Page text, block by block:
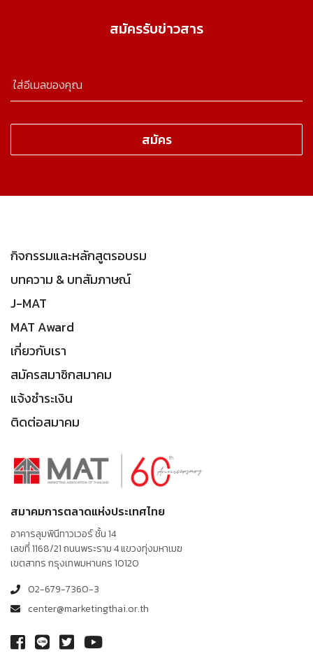
สมัครรับข่าวสาร
กิจกรรมและหลักสูตรอบรม
บทความ & บทสัมภาษณ์
J-MAT
MAT Award
เกี่ยวกับเรา
สมัครสมาชิกสมาคม
แจ้งชำระเงิน
ติดต่อสมาคม
สมาคมการตลาดแห่งประเทศไทย
อาคารลุมพินีทาวเวอร์ ชั้น 14
เลขที่ 1168/21 ถนนพระราม 4 แขวงทุ่งมหาเมฆ
เขตสาทร กรุงเทพมหานคร 10120
02-679-7360-3
center@marketingthai.or.th